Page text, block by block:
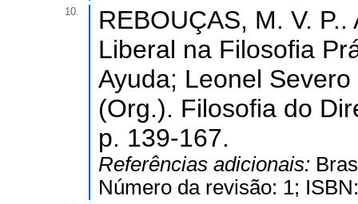
10.
REBOUÇAS, M. V.
Liberal na Filosofia
Ayuda; Leonel
(Org.). Filosofia do
p. 139-167.
Referências adicionais:
Número da revisão: 1;